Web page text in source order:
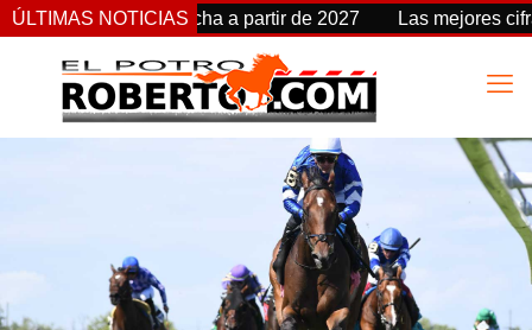
ÚLTIMAS NOTICIAS
cambia de fecha a partir de 2027 Las mejores